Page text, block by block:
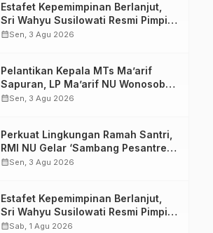
Estafet Kepemimpinan Berlanjut,
Sri Wahyu Susilowati Resmi Pimpin
MTs Ma’arif Sapuran
calendar_monthSen, 3 Agu 2026
Pelantikan Kepala MTs Ma’arif
Sapuran, LP Ma’arif NU Wonosobo
Tekankan Lima Amanah
calendar_monthSen, 3 Agu 2026
Perkuat Lingkungan Ramah Santri,
RMI NU Gelar ‘Sambang Pesantren’
di Pati
calendar_monthSen, 3 Agu 2026
Estafet Kepemimpinan Berlanjut,
Sri Wahyu Susilowati Resmi Pimpin
MTs Ma’arif Sapuran
calendar_monthSab, 1 Agu 2026